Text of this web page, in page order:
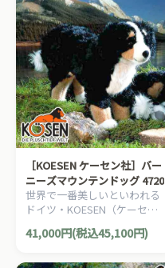
［KOESEN ケーセン社］バー
ニーズマウンテンドッグ 4720
世界で一番美しいといわれる
ドイツ・KOESEN（ケーセン
社）の動物のぬいぐるみ。愛
らしい表情の犬（イヌ/いぬ）
41,000円(税込45,100円)